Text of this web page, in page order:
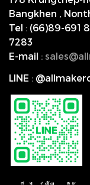
Bangkhen ,
Tel : (66)89-691
7283
E-mail : s
LINE :